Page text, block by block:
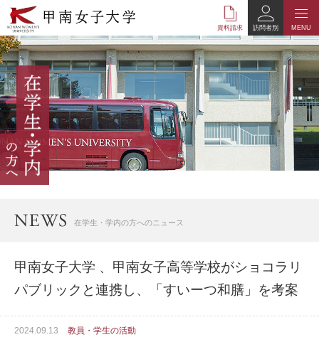
本
文
へ
の
リ
ン
ク
ナ
ビ
ゲ
ー
シ
ョ
資料請求 MENU
訪問者別
在学生・学内の方へのニュース
甲南女子大学 、甲南女子高等学校がショコラリ
パブリックと連携し、「すいーつ和膳」を考案
2024.09.13 教員・学生の活動